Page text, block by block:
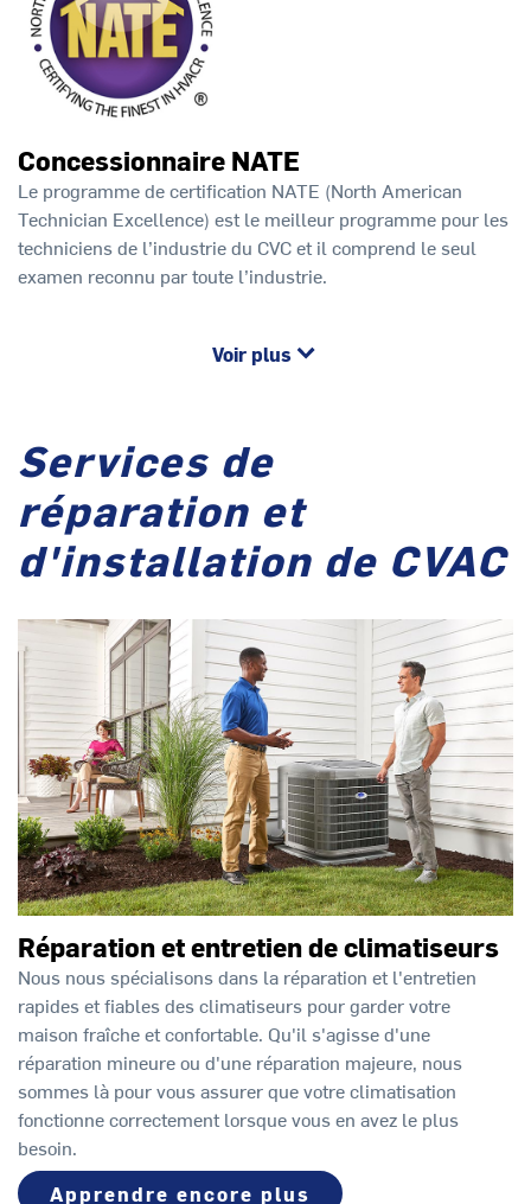
Concessionnaire NATE
Le programme de certification NATE (North American
Technician Excellence) est le meilleur programme pour les
techniciens de l’industrie du CVC et il comprend le seul
examen reconnu par toute l’industrie.
Voir plus
Services de
réparation et
d'installation de CVAC
Réparation et entretien de climatiseurs
Nous nous spécialisons dans la réparation et l'entretien
rapides et fiables des climatiseurs pour garder votre
maison fraîche et confortable. Qu'il s'agisse d'une
réparation mineure ou d'une réparation majeure, nous
sommes là pour vous assurer que votre climatisation
fonctionne correctement lorsque vous en avez le plus
besoin.
Apprendre encore plus